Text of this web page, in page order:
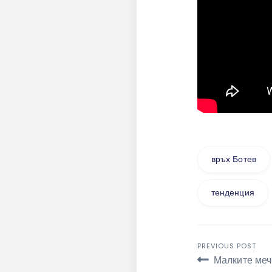
връх Ботев
тенденция
PREVIOUS POST
Малките